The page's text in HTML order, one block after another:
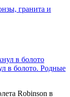
гранита и
в болото. Родные
Robinson в